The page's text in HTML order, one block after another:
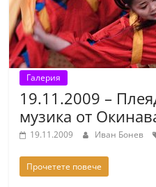
Галерия
19.11.2009 –
музика от
19.11.2009 Иван Бонев
Прочетете повече